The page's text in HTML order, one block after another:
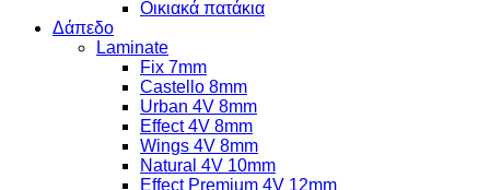
Οικιακά πατάκια
Δάπεδο
Laminate
Fix 7mm
Castello 8mm
Urban 4V 8mm
Effect 4V 8mm
Wings 4V 8mm
Natural 4V 10mm
Effect Premium 4V 12mm